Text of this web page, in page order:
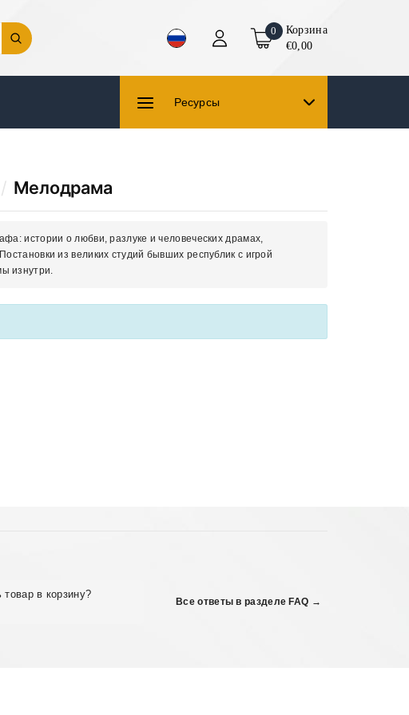
0
Корзина
€0,00
Ресурсы
/ Мелодрама
истории о любви, разлуке и человеческих драмах,
из великих студий бывших республик с игрой
изнутри.
товар в корзину?
Все ответы в разделе FAQ →